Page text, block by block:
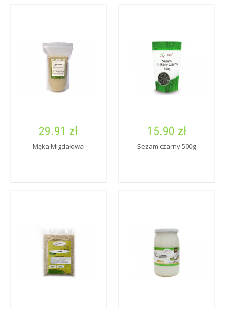
29.91 zł
Mąka Migdałowa
15.90 zł
Sezam czarny 500g